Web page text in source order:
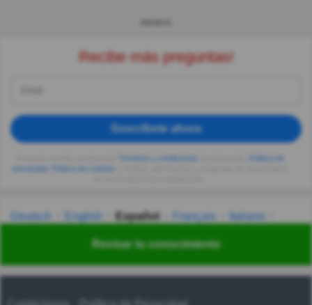
Revisar tu conocimiento
Recibe más preguntas!
Suscríbete ahora
Deutsch English Español Français
Italiano
Українська हिन्दी 한국어 汉语